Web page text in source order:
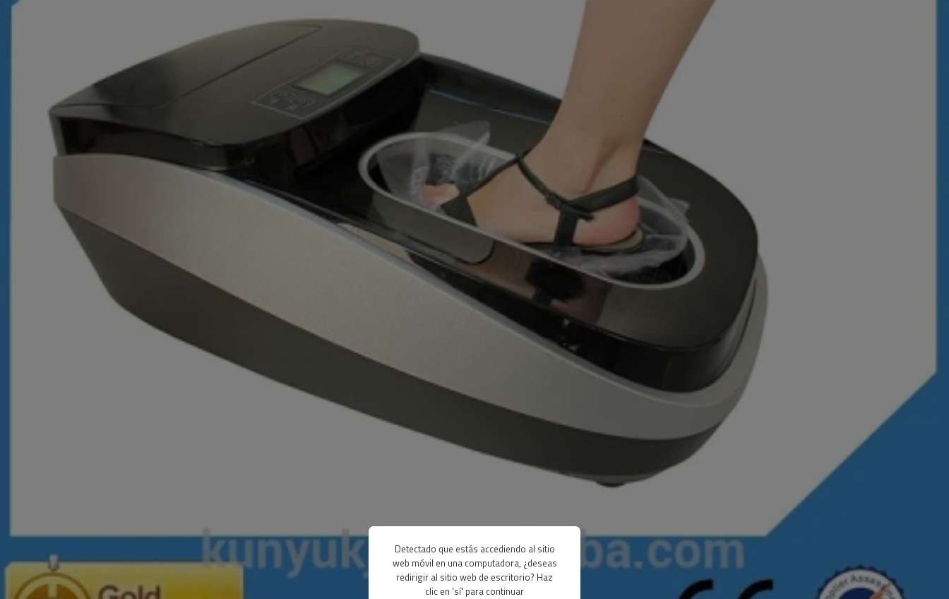
Detectado que estás accediendo al sitio
web móvil en una computadora, ¿deseas
redirigir al sitio web de escritorio? Haz
clic en 'sí' para continuar